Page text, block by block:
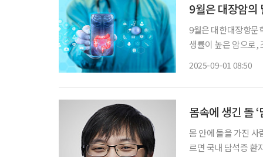
9월은 대장암의
9월은 대한대장항문
생률이 높은 암으로,
2025-09-01 08:50
몸속에 생긴 돌
몸 안에 돌을 가진 사
르면 국내 담석증 환